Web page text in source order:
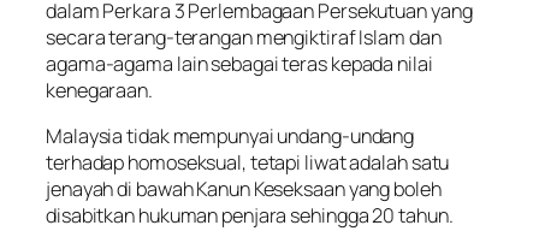
dalam Perkara 3 Perlembagaan Persekutuan yang
secara terang-terangan mengiktiraf Islam dan
agama-agama lain sebagai teras kepada nilai
kenegaraan.
Malaysia tidak mempunyai undang-undang
terhadap homoseksual, tetapi liwat adalah satu
jenayah di bawah Kanun Keseksaan yang boleh
disabitkan hukuman penjara sehingga 20 tahun.